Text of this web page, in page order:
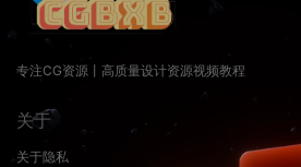
专注CG资源丨高质量设计资源视频教程
关于
关于隐私